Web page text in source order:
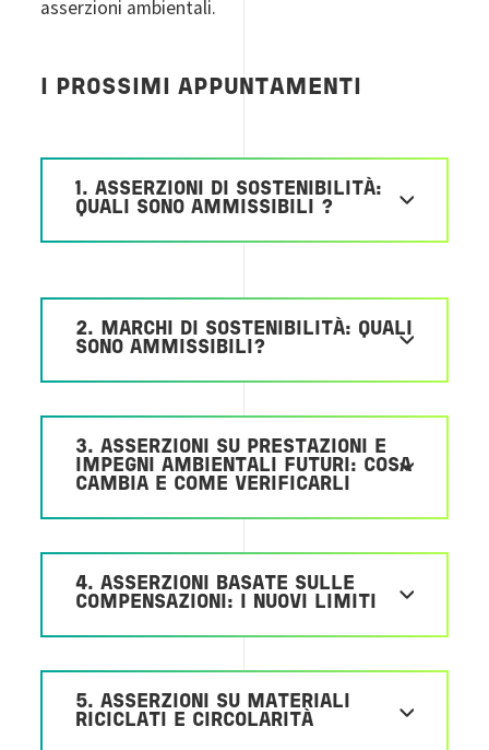
asserzioni ambientali.
I PROSSIMI APPUNTAMENTI
1. ASSERZIONI DI SOSTENIBILITÀ:
QUALI SONO AMMISSIBILI ?
2. MARCHI DI SOSTENIBILITÀ: QUALI
SONO AMMISSIBILI?
3. ASSERZIONI SU PRESTAZIONI E
IMPEGNI AMBIENTALI FUTURI: COSA
CAMBIA E COME VERIFICARLI
4. ASSERZIONI BASATE SULLE
COMPENSAZIONI: I NUOVI LIMITI
5. ASSERZIONI SU MATERIALI
RICICLATI E CIRCOLARITÀ